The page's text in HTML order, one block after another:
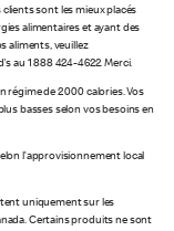
sont les mieux placés
alimentaires et ayant des
aliments, veuillez
au 1 888 424-4622. Merci.
régime de 2 000 calories. Vos
basses selon vos besoins en
l’approvisionnement local
uniquement sur les
Certains produits ne sont